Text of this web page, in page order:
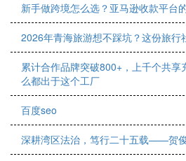
新手做跨境怎么选？亚马逊收款平台
2026年青海旅游想不踩坑？这份旅行
累计合作品牌突破800+，上千个共
么都出于这个工厂
百度seo
深耕湾区法治，笃行二十五载——贺